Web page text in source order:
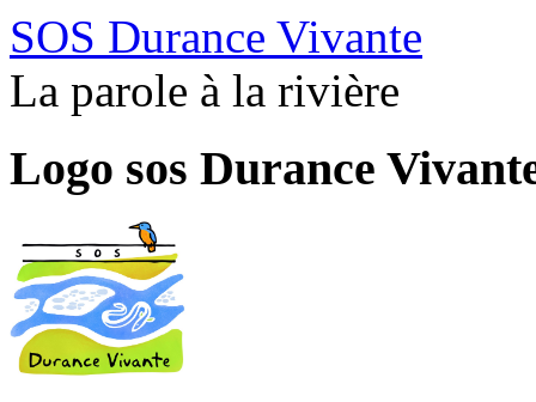
SOS Durance Vivante
La parole à la rivière
Logo sos Durance